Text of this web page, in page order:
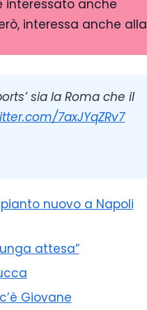
interessato anche
interessa anche alla
sia la Roma che il
7axJYqZRv7
nuovo a Napoli
attesa”
Giovane